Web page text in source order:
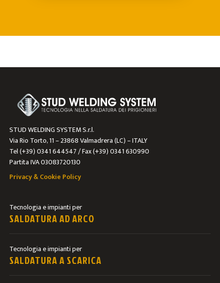
STUD WELDING SYSTEM S.r.l.
Via Rio Torto, 11 – 23868 Valmadrera (LC) – ITALY
Tel (+39) 0341 644547 / Fax (+39) 0341 630990
Partita IVA 03083720130
Privacy & Cookie Policy
Tecnologia e impianti per
SALDATURA AD ARCO
Tecnologia e impianti per
SALDATURA A SCARICA